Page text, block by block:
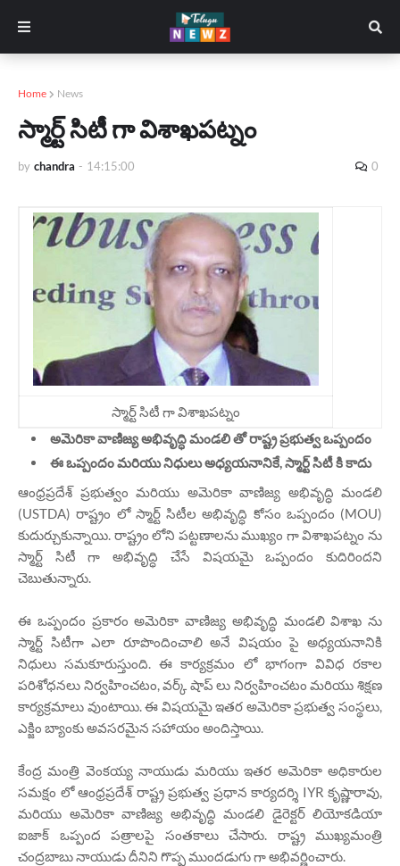
Home News
స్మార్ట్ సిటీ గా విశాఖపట్నం
by chandra - 14:15:00 0
స్మార్ట్ సిటీ గా విశాఖపట్నం
అమెరికా వాణిజ్య అభివృద్ధి మండలి తో రాష్ట్ర ప్రభుత్వ ఒప్పందం
ఈ ఒప్పందం మరియు నిధులు అధ్యయనానికే, స్మార్ట్ సిటీ కి కాదు
ఆంధ్రప్రదేశ్ ప్రభుత్వం మరియు అమెరికా వాణిజ్య అభివృద్ధి మండలి
(USTDA) రాష్ట్రం లో స్మార్ట్ సిటీల అభివృద్ధి కోసం ఒప్పందం (MOU)
కుదుర్చుకున్నాయి. రాష్ట్రం లోని పట్టణాలను ముఖ్యం గా విశాఖపట్నం ను
స్మార్ట్ సిటీ గా అభివృద్ధి చేసే విషయమై ఒప్పందం కుదిరిందని
చెబుతున్నారు.
ఈ ఒప్పందం ప్రకారం అమెరికా వాణిజ్య అభివృద్ధి మండలి విశాఖ ను
స్మార్ట్ సిటీగా ఎలా రూపొందించాలి అనే విషయం పై అధ్యయనానికి
నిధులు సమకూరుస్తుంది. ఈ కార్యక్రమం లో భాగంగా వివిధ రకాల
పరిశోధనలు నిర్వహించటం, వర్క్ షాప్ లు నిర్వహించటం మరియు శిక్షణ
కార్యక్రమాలు వుంటాయి. ఈ విషయమై ఇతర అమెరికా ప్రభుత్వ సంస్థలు,
ఎక్జిం బ్యాంకు అవసరమైన సహాయం అందిస్తాయి.
కేంద్ర మంత్రి వెంకయ్య నాయుడు మరియు ఇతర అమెరికా అధికారుల
సమక్షం లో ఆంధ్రప్రదేశ్ రాష్ట్ర ప్రభుత్వ ప్రధాన కార్యదర్శి IYR కృష్ణారావు,
మరియు అమెరికా వాణిజ్య అభివృద్ధి మండలి డైరెక్టర్ లియోకడియా
ఐజాక్ ఒప్పంద పత్రాలపై సంతకాలు చేసారు. రాష్ట్ర ముఖ్యమంత్రి
చంద్రబాబు నాయుడు దీనిని గొప్ప ముందడుగు గా అభివర్ణించారు.